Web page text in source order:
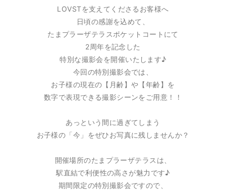
LOVSTを支えてくださるお客様へ
日頃の感謝を込めて、
たまプラーザテラスポケットコートにて
2周年を記念した
特別な撮影会を開催いたします♪
今回の特別撮影会では、
お子様の現在の【月齢】や【年齢】を
数字で表現できる撮影シーンをご用意！！
あっという間に過ぎてしまう
お子様の「今」をぜひお写真に残しませんか？
開催場所のたまプラーザテラスは、
駅直結で利便性の高さが魅力です♪
期間限定の特別撮影会ですので、